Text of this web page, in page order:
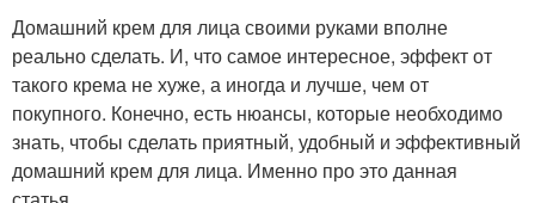
Домашний крем для лица своими руками вполне
реально сделать. И, что самое интересное, эффект от
такого крема не хуже, а иногда и лучше, чем от
покупного. Конечно, есть нюансы, которые необходимо
знать, чтобы сделать приятный, удобный и эффективный
домашний крем для лица. Именно про это данная